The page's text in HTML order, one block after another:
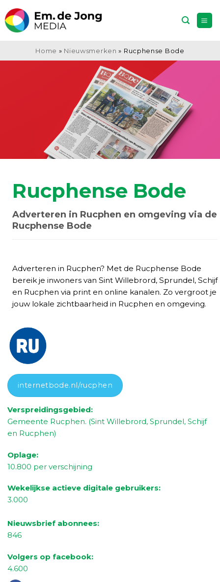
naar
inhoud
Home » Nieuwsmerken » Rucphense Bode
Rucphense Bode
Adverteren in Rucphen en omgeving via de
Rucphense Bode
Adverteren in Rucphen? Met de Rucphense Bode
bereik je inwoners van Sint Willebrord, Sprundel, Schijf
en Rucphen via print en online kanalen. Zo vergroot je
jouw lokale zichtbaarheid in Rucphen en omgeving.
internetbode.nl/rucphen
Verspreidingsgebied:
Gemeente Rucphen. (Sint Willebrord, Sprundel, Schijf
en Rucphen)
Oplage:
10.800 per verschijning
Wekelijkse actieve digitale gebruikers:
3.000
Nieuwsbrief abonnees:
846
Volgers op facebook:
4.600